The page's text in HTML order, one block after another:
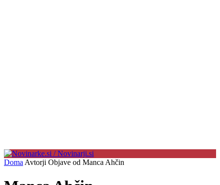
Doma Avtorji Objave od Manca Ahčin